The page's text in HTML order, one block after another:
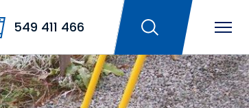
549 411 466